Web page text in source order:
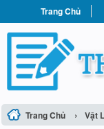
Trang Chủ
Trang Chủ › Vật